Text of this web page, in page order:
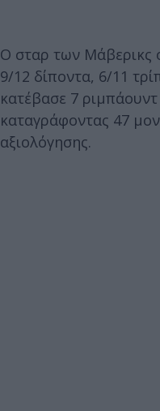
Ο σταρ των Μάβερικς
9/12 δίποντα, 6/11
κατέβασε 7
καταγράφοντας 47
αξιολόγησης.